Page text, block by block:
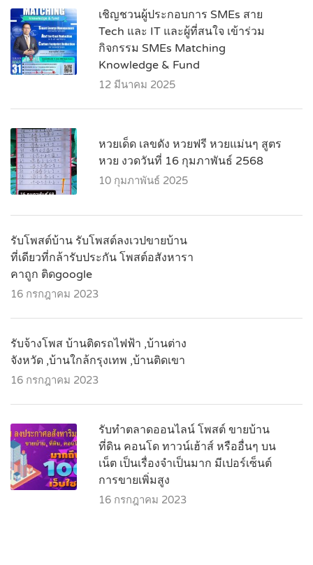
เชิญชวนผู้ประกอบการ SMEs สาย
Tech และ IT และผู้ที่สนใจ เข้าร่วม
กิจกรรม SMEs Matching
Knowledge & Fund
12 มีนาคม 2025
หวยเด็ด เลขดัง หวยฟรี หวยแม่นๆ สูตร
หวย งวดวันที่ 16 กุมภาพันธ์ 2568
10 กุมภาพันธ์ 2025
รับโพสต์บ้าน รับโพสต์ลงเวปขายบ้าน
ที่เดียวที่กล้ารับประกัน โพสต์อสังหารา
คาถูก ติดgoogle
16 กรกฎาคม 2023
รับจ้างโพส บ้านติดรถไฟฟ้า ,บ้านต่าง
จังหวัด ,บ้านใกล้กรุงเทพ ,บ้านติดเขา
16 กรกฎาคม 2023
รับทำตลาดออนไลน์ โพสต์ ขายบ้าน
ที่ดิน คอนโด ทาวน์เฮ้าส์ หรืออื่นๆ บน
เน็ต เป็นเรื่องจำเป็นมาก มีเปอร์เซ็นต์
การขายเพิ่มสูง
16 กรกฎาคม 2023